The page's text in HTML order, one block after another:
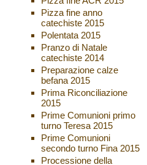
Pizza fine anno
catechiste 2015
Polentata 2015
Pranzo di Natale
catechiste 2014
Preparazione calze
befana 2015
Prima Riconciliazione
2015
Prime Comunioni primo
turno Teresa 2015
Prime Comunioni
secondo turno Fina 2015
Processione della